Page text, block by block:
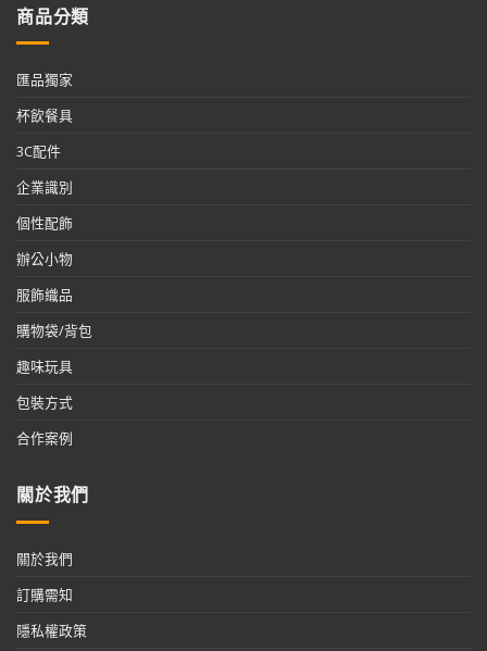
商品分類
匯品獨家
杯飲餐具
3C配件
企業識別
個性配飾
辦公小物
服飾織品
購物袋/背包
趣味玩具
包裝方式
合作案例
關於我們
關於我們
訂購需知
隱私權政策